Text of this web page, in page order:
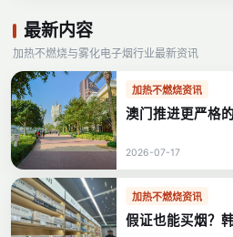
最新内容
加热不燃烧与雾化电子烟行业最新资讯
加热不燃烧资讯
澳门推进更严格
2026-07-17
加热不燃烧资讯
假证也能买烟？